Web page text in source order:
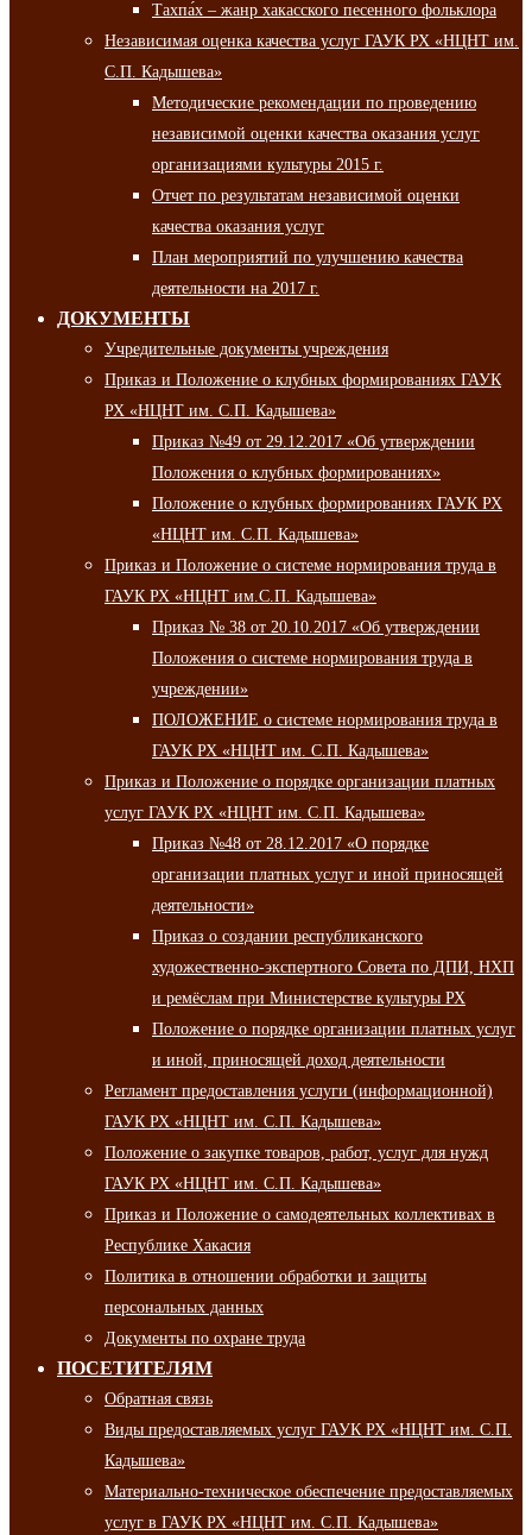
Тахпа́х – жанр хакасского песенного фольклора
Независимая оценка качества услуг ГАУК РХ «НЦНТ им.
С.П. Кадышева»
Методические рекомендации по проведению
независимой оценки качества оказания услуг
организациями культуры 2015 г.
Отчет по результатам независимой оценки
качества оказания услуг
План мероприятий по улучшению качества
деятельности на 2017 г.
ДОКУМЕНТЫ
Учредительные документы учреждения
Приказ и Положение о клубных формированиях ГАУК
РХ «НЦНТ им. С.П. Кадышева»
Приказ №49 от 29.12.2017 «Об утверждении
Положения о клубных формированиях»
Положение о клубных формированиях ГАУК РХ
«НЦНТ им. С.П. Кадышева»
Приказ и Положение о системе нормирования труда в
ГАУК РХ «НЦНТ им.С.П. Кадышева»
Приказ № 38 от 20.10.2017 «Об утверждении
Положения о системе нормирования труда в
учреждении»
ПОЛОЖЕНИЕ о системе нормирования труда в
ГАУК РХ «НЦНТ им. С.П. Кадышева»
Приказ и Положение о порядке организации платных
услуг ГАУК РХ «НЦНТ им. С.П. Кадышева»
Приказ №48 от 28.12.2017 «О порядке
организации платных услуг и иной приносящей
деятельности»
Приказ о создании республиканского
художественно-экспертного Совета по ДПИ, НХП
и ремёслам при Министерстве культуры РХ
Положение о порядке организации платных услуг
и иной, приносящей доход деятельности
Регламент предоставления услуги (информационной)
ГАУК РХ «НЦНТ им. С.П. Кадышева»
Положение о закупке товаров, работ, услуг для нужд
ГАУК РХ «НЦНТ им. С.П. Кадышева»
Приказ и Положение о самодеятельных коллективах в
Республике Хакасия
Политика в отношении обработки и защиты
персональных данных
Документы по охране труда
ПОСЕТИТЕЛЯМ
Обратная связь
Виды предоставляемых услуг ГАУК РХ «НЦНТ им. С.П.
Кадышева»
Материально-техническое обеспечение предоставляемых
услуг в ГАУК РХ «НЦНТ им. С.П. Кадышева»